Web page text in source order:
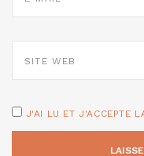
WEB
J'AI LU ET J'ACCEPTE